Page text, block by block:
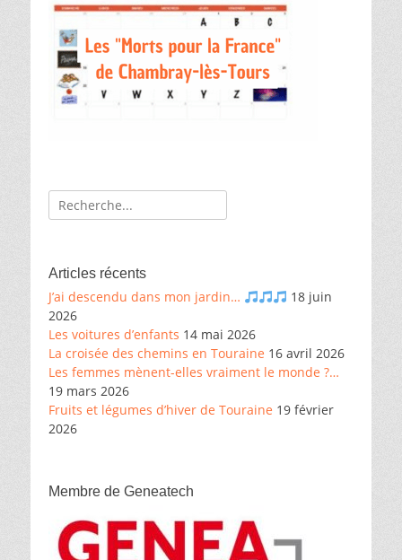
Recherche
de:
Articles récents
J’ai descendu dans mon jardin…
18 juin
2026
Les voitures d’enfants 14 mai 2026
La croisée des chemins en Touraine 16 avril 2026
Les femmes mènent-elles vraiment le monde ?…
19 mars 2026
Fruits et légumes d’hiver de Touraine 19 février
2026
Membre de Geneatech